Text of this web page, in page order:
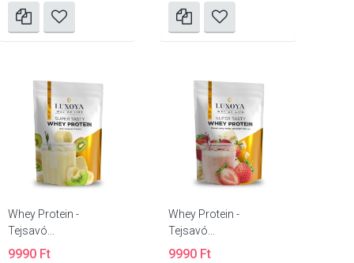
Whey Protein -
Tejsavó...
9990 Ft
Whey Protein -
Tejsavó...
9990 Ft